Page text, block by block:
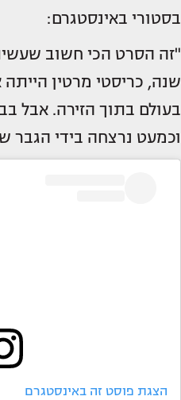
בסטורי באינסטגרם:
שנה, כריסטי מרטין
בעולם בתוך הזירה. אבל
וכמעט נרצחה בידי הגבר
הצגת פוסט זה באינסטגרם